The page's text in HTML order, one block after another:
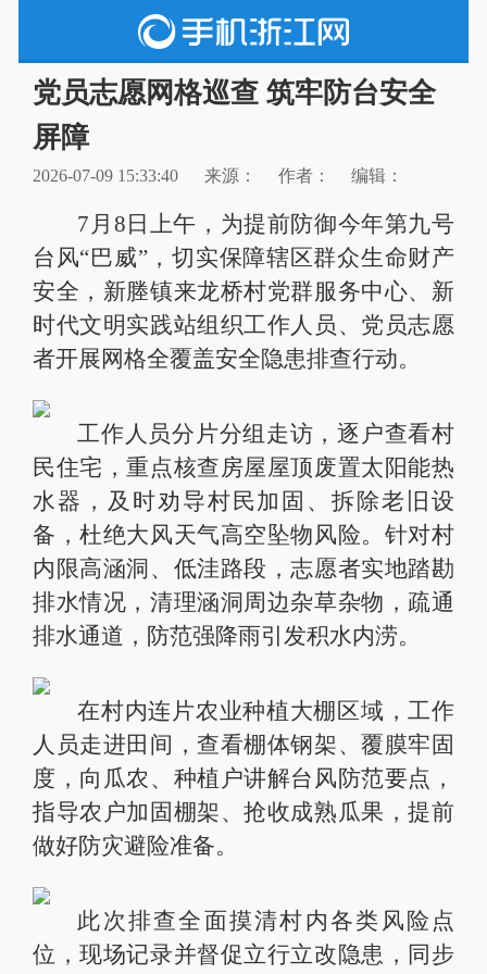
党员志愿网格巡查 筑牢防台安全
屏障
2026-07-09 15:33:40 来源： 作者： 编辑：
7月8日上午，为提前防御今年第九号
台风“巴威”，切实保障辖区群众生命财产
安全，新塍镇来龙桥村党群服务中心、新
时代文明实践站组织工作人员、党员志愿
者开展网格全覆盖安全隐患排查行动。
工作人员分片分组走访，逐户查看村
民住宅，重点核查房屋屋顶废置太阳能热
水器，及时劝导村民加固、拆除老旧设
备，杜绝大风天气高空坠物风险。针对村
内限高涵洞、低洼路段，志愿者实地踏勘
排水情况，清理涵洞周边杂草杂物，疏通
排水通道，防范强降雨引发积水内涝。
在村内连片农业种植大棚区域，工作
人员走进田间，查看棚体钢架、覆膜牢固
度，向瓜农、种植户讲解台风防范要点，
指导农户加固棚架、抢收成熟瓜果，提前
做好防灾避险准备。
此次排查全面摸清村内各类风险点
位，现场记录并督促立行立改隐患，同步